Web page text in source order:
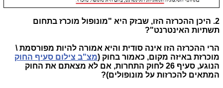
2. היכן ההכרזה הזו, שבזק היא "מונופול מוכרז בתחום
תשתיות האינטרנט"?
הרי ההכרזה הזו אינה סודית והיא אמורה להיות מפורסמת \
מוכרזת באיזה מקום, כאמור בחוק (מצ"ב צילום סעיף החוק
הנוגע, סעיף 26 לחוק התחרות, אם לא מצאתם את החוק
המתאים להכרזות על מונופולים)?